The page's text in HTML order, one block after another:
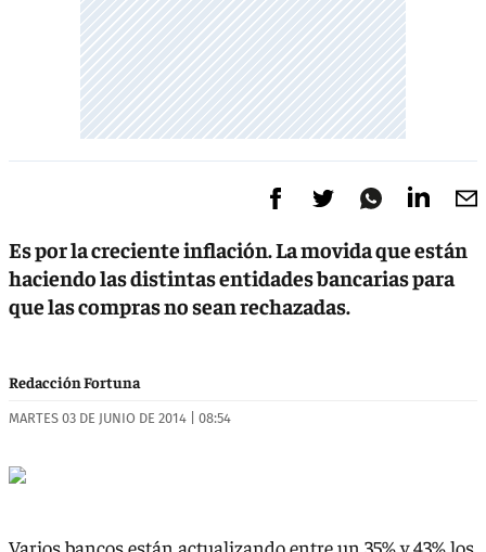
Es por la creciente inflación. La movida que están
haciendo las distintas entidades bancarias para
que las compras no sean rechazadas.
Redacción Fortuna
MARTES 03 DE JUNIO DE 2014 | 08:54
Varios bancos están actualizando entre un 35% y 43% los